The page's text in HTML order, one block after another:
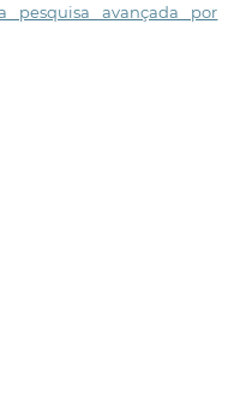
pesquisa avançada por